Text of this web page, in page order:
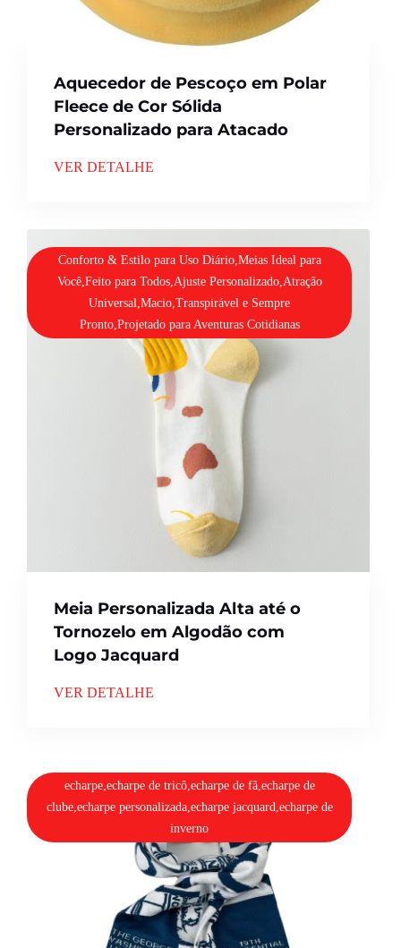
Aquecedor de Pescoço em Polar
Fleece de Cor Sólida
Personalizado para Atacado
VER DETALHE
Conforto & Estilo para Uso Diário,Meias Ideal para
Você,Feito para Todos,Ajuste Personalizado,Atração
Universal,Macio,Transpirável e Sempre
Pronto,Projetado para Aventuras Cotidianas
Meia Personalizada Alta até o
Tornozelo em Algodão com
Logo Jacquard
VER DETALHE
echarpe,echarpe de tricô,echarpe de fã,echarpe de
clube,echarpe personalizada,echarpe jacquard,echarpe de
inverno